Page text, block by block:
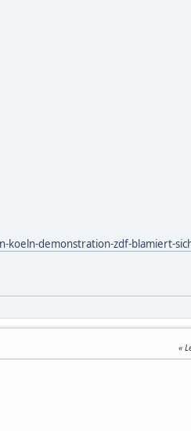
demonstration-zdf-blamiert-